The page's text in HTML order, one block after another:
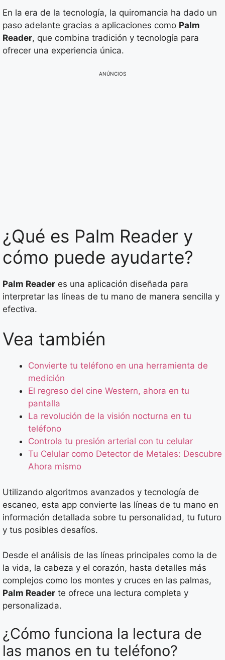
En la era de la tecnología, la quiromancia ha dado un
paso adelante gracias a aplicaciones como Palm
Reader, que combina tradición y tecnología para
ofrecer una experiencia única.
ANÚNCIOS
¿Qué es Palm Reader y
cómo puede ayudarte?
Palm Reader es una aplicación diseñada para
interpretar las líneas de tu mano de manera sencilla y
efectiva.
Vea también
Convierte tu teléfono en una herramienta de
medición
El regreso del cine Western, ahora en tu
pantalla
La revolución de la visión nocturna en tu
teléfono
Controla tu presión arterial con tu celular
Tu Celular como Detector de Metales: Descubre
Ahora mismo
Utilizando algoritmos avanzados y tecnología de
escaneo, esta app convierte las líneas de tu mano en
información detallada sobre tu personalidad, tu futuro
y tus posibles desafíos.
Desde el análisis de las líneas principales como la de
la vida, la cabeza y el corazón, hasta detalles más
complejos como los montes y cruces en las palmas,
Palm Reader te ofrece una lectura completa y
personalizada.
¿Cómo funciona la lectura de
las manos en tu teléfono?